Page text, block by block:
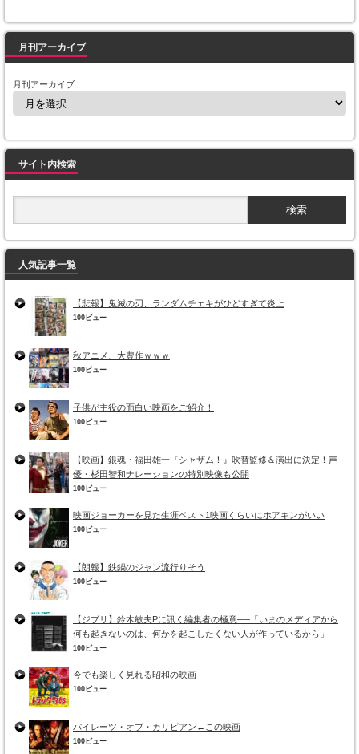
月刊アーカイブ
月刊アーカイブ
サイト内検索
人気記事一覧
【悲報】鬼滅の刃、ランダムチェキがひどすぎて炎上
100ビュー
秋アニメ、大豊作ｗｗｗ
100ビュー
子供が主役の面白い映画をご紹介！
100ビュー
【映画】銀魂・福田雄一『シャザム！』吹替監修＆演出に決定！声
優・杉田智和ナレーションの特別映像も公開
100ビュー
映画ジョーカーを見た生涯ベスト1映画くらいにホアキンがいい
100ビュー
【朗報】鉄鍋のジャン流行りそう
100ビュー
【ジブリ】鈴木敏夫Pに訊く編集者の極意──「いまのメディアから
何も起きないのは、何かを起こしたくない人が作っているから」
100ビュー
今でも楽しく見れる昭和の映画
100ビュー
パイレーツ・オブ・カリビアン←この映画
100ビュー